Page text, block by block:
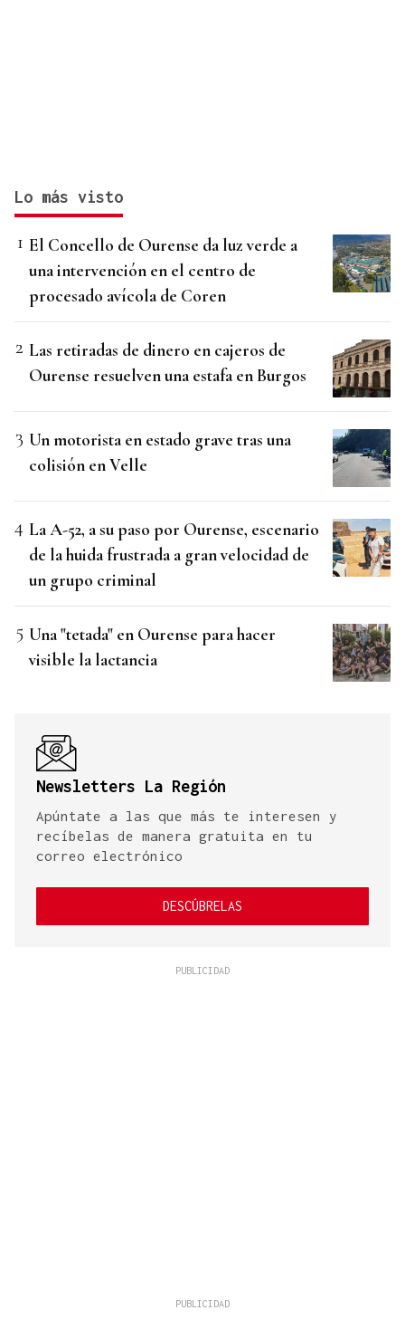
Lo más visto
El Concello de Ourense da luz verde a
una intervención en el centro de
procesado avícola de Coren
Las retiradas de dinero en cajeros de
Ourense resuelven una estafa en Burgos
Un motorista en estado grave tras una
colisión en Velle
La A-52, a su paso por Ourense, escenario
de la huida frustrada a gran velocidad de
un grupo criminal
Una "tetada" en Ourense para hacer
visible la lactancia
Newsletters La Región
Apúntate a las que más te interesen y
recíbelas de manera gratuita en tu
correo electrónico
DESCÚBRELAS